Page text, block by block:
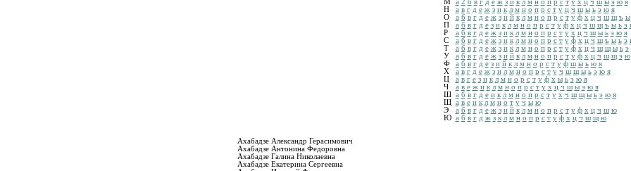
М
а 2 б в г д е ж з и к л м н о п р с т у х ц ч ш ы э ю я
Н
а в г д е ж з и к л м н о п р с т у ц ч ш ы ь э ю я
О
а б в г д е ж з и й к л м н о п р с т у ф х ц ч ш щ ъ ы
П
а б в г д е з и к л м н о п р с т у ф х ц ч ш щ ъ ы ь э
Р
а б в г д е ж з и к л м н о п р с т у х ц ч ш ы ь э ю я
С
а б в г д е ж з и к л м н о п р с т у ф х ц ч ш ъ ы ь э
Т
а б в г д е ж з и к л м н о п р с т у ф х ц ч ш щ ы ь э
У
а б в г д е ж з и й к л м н о п р с т у ф х ц ч ш щ э ю
Ф
а б в г д е з и й к л м н о р с т у ф ш ы ь ю я
Х
а в г д е ж з и л м н о п р с т у ч ш щ ы ь э ю я
Ц
а в г е з и к л м н о р с т у ф х ы ь э ю я
Ч
а в е ж и к л м н о п р с т у х ц ч ш ы э ю я
Ш а б в г д е и к л м н о п р с т у х ч ш щ ы ь э ю я
Щ а в е и к л м н о т у ч ы ю
Э
а б в г д е ж з и й к л м н о п р с т у ф х ц ч ш ю
Ю а б в г д ж з к л м н о п р с т у ф х ц ч ш щ ю
Ахабадзе Александр Герасимович
Ахабадзе Антонина Федоровна
Ахабадзе Галина Николаевна
Ахабадзе Екатерина Сергеевна